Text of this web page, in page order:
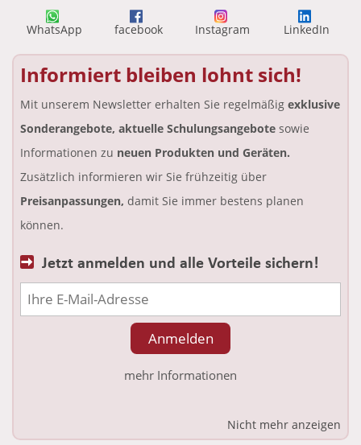
WhatsApp facebook Instagram LinkedIn
Informiert bleiben lohnt sich!
Mit unserem Newsletter erhalten Sie regelmäßig exklusive
Sonderangebote, aktuelle Schulungsangebotesowie
Informationen zu neuen Produkten und Geräten.
Zusätzlich informieren wir Sie frühzeitig über
Preisanpassungen, damit Sie immer bestens planen
können.
Jetzt anmelden und alle Vorteile sichern!
mehr Informationen
Nicht mehr anzeigen